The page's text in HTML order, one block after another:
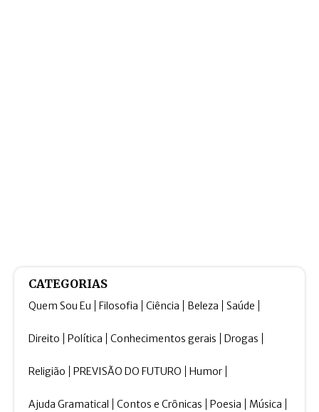
CATEGORIAS
Quem Sou Eu Filosofia Ciência Beleza Saúde
Direito Política Conhecimentos gerais Drogas
Religião PREVISÃO DO FUTURO Humor
Ajuda Gramatical Contos e Crônicas Poesia Música